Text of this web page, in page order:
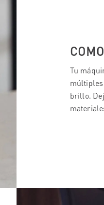
Tu
múltiples
brillo.